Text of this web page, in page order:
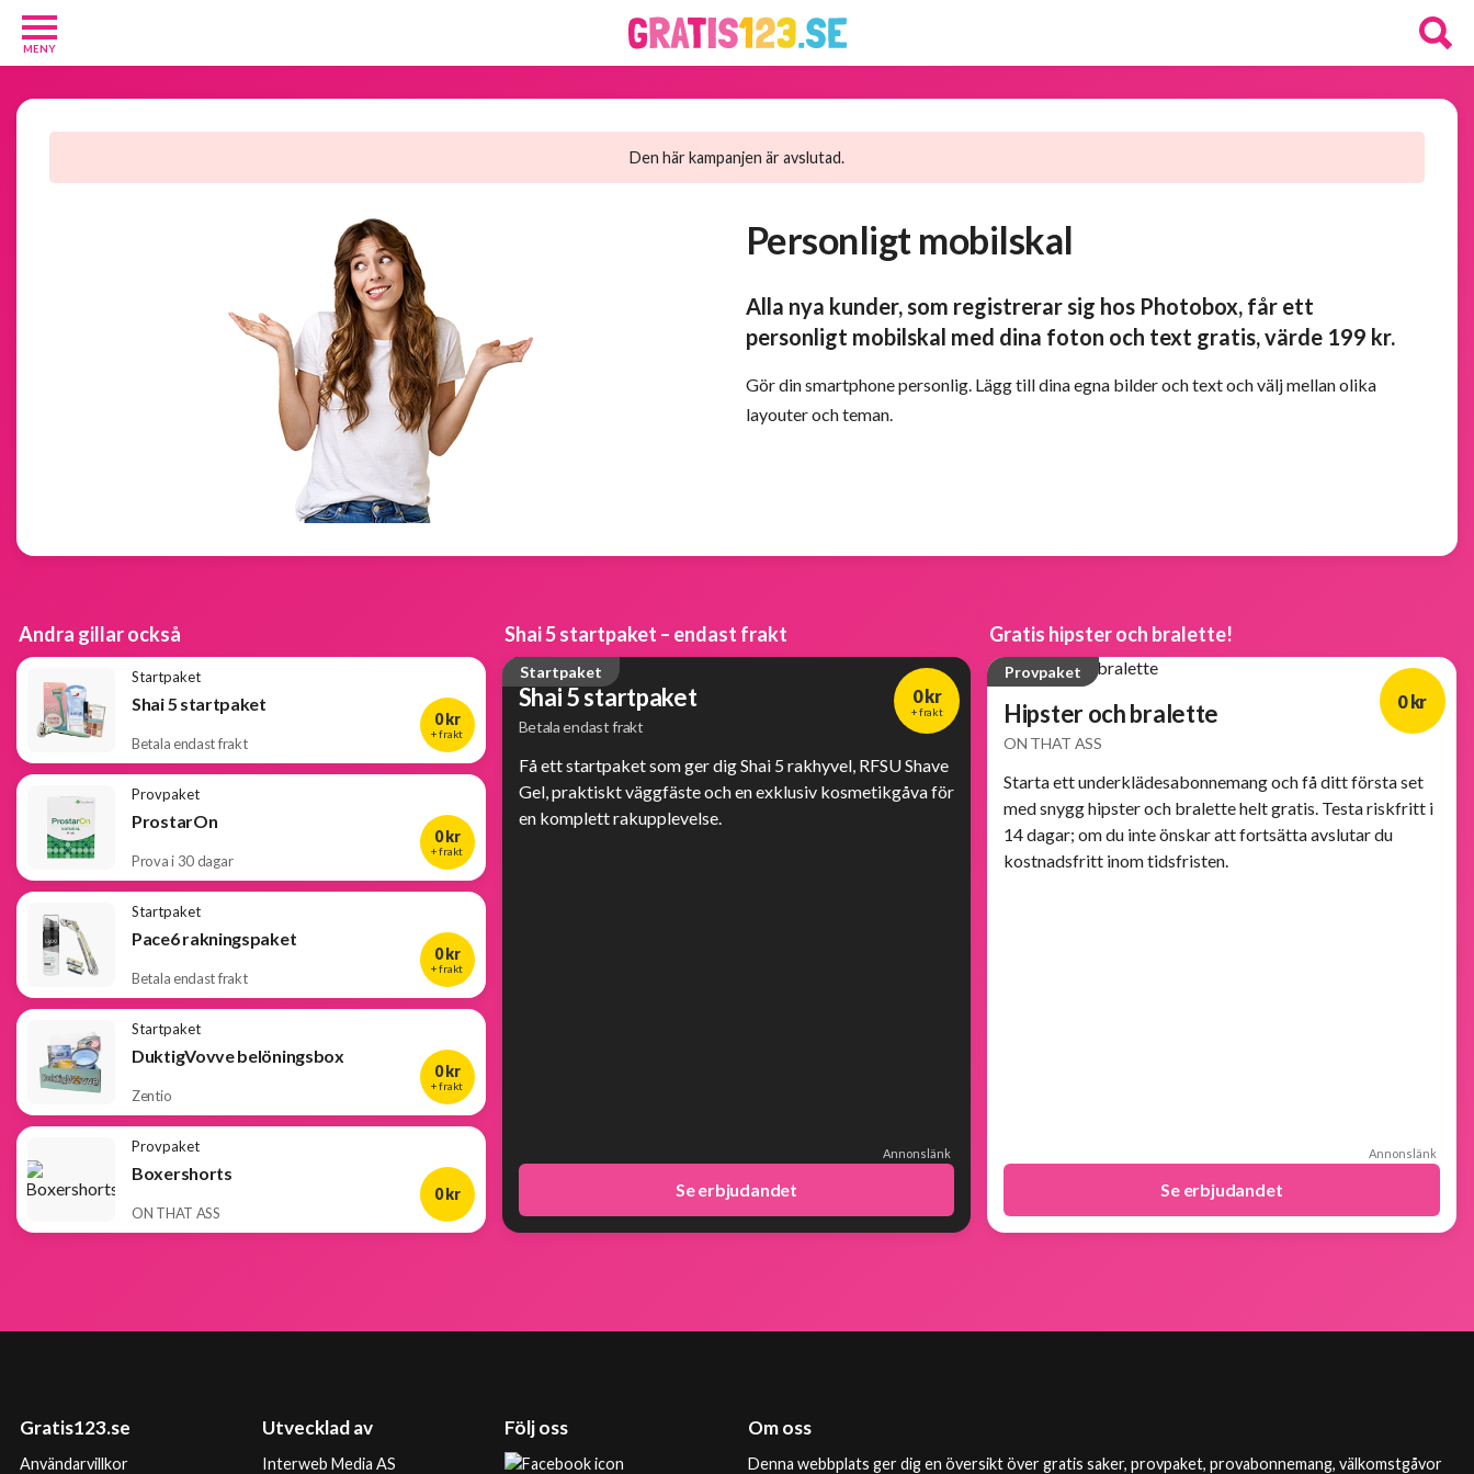
MENY
Den här kampanjen är avslutad.
Personligt mobilskal
Alla nya kunder, som registrerar sig hos Photobox, får ett
personligt mobilskal med dina foton och text gratis, värde 199 kr.
Gör din smartphone personlig. Lägg till dina egna bilder och text och välj mellan olika
layouter och teman.
Andra gillar också
Startpaket
Shai 5 startpaket
Betala endast frakt
0 kr
+ frakt
Provpaket
ProstarOn
Prova i 30 dagar
0 kr
+ frakt
Startpaket
Pace6 rakningspaket
Betala endast frakt
0 kr
+ frakt
Startpaket
DuktigVovve belöningsbox
Zentio
0 kr
+ frakt
Provpaket
Boxershorts
ON THAT ASS
0 kr
Shai 5 startpaket – endast frakt
Startpaket
Shai 5 startpaket
Betala endast frakt
0 kr
+ frakt
Få ett startpaket som ger dig Shai 5 rakhyvel, RFSU Shave
Gel, praktiskt väggfäste och en exklusiv kosmetikgåva för
en komplett rakupplevelse.
Annonslänk
Se erbjudandet
Gratis hipster och bralette!
Provpaket
Hipster och bralette
ON THAT ASS
0 kr
Starta ett underklädesabonnemang och få ditt första set
med snygg hipster och bralette helt gratis. Testa riskfritt i
14 dagar; om du inte önskar att fortsätta avslutar du
kostnadsfritt inom tidsfristen.
Annonslänk
Se erbjudandet
Baby
Diverse
produkter
Nya
produkter
Gratis123.se
Användarvillkor
Utvecklad av
Interweb Media AS
Följ oss Om oss
Denna webbplats ger dig en översikt över gratis saker, provpaket, provabonnemang, välkomstgåvor